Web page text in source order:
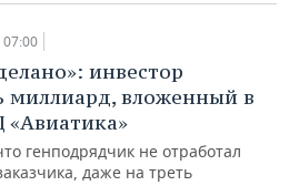
инвестор
миллиард, вложенный в
«Авиатика»
генподрядчик не отработал
даже на треть